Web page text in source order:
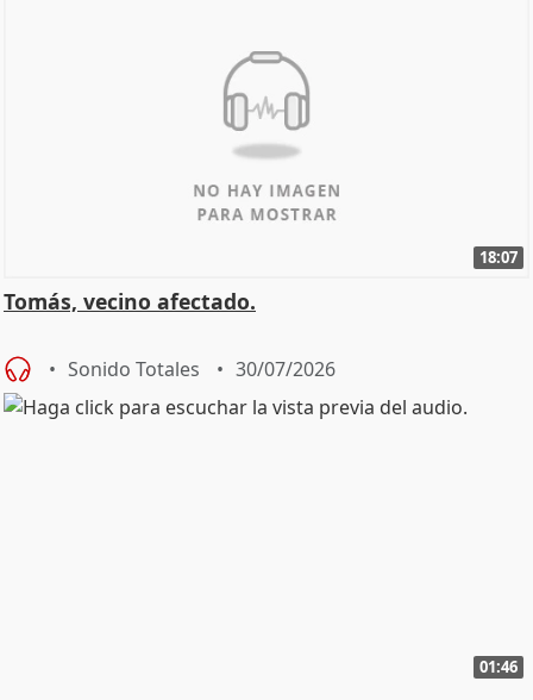
18:07
Tomás, vecino afectado.
Sonido Totales 30/07/2026
01:46